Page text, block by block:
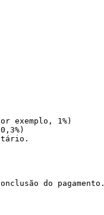
do pagamento.